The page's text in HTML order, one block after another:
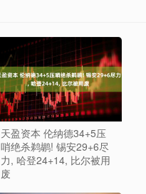
天盈资本 伦纳德34+5压
哨绝杀鹈鹕! 锡安29+6尽
力, 哈登24+14, 比尔被用
废